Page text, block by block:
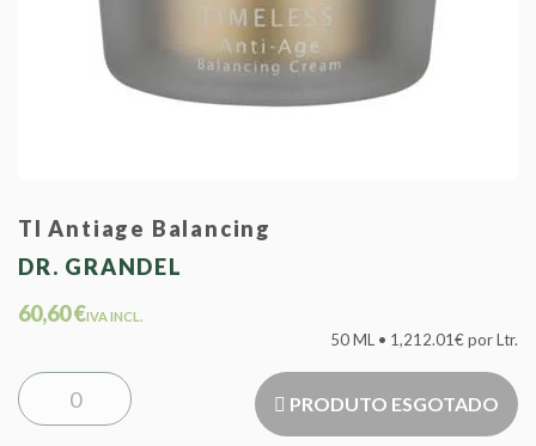
Tl Antiage Balancing
DR. GRANDEL
60,60 €IVA INCL.
50 ML • 1,212.01€ por Ltr.
PRODUTO ESGOTADO